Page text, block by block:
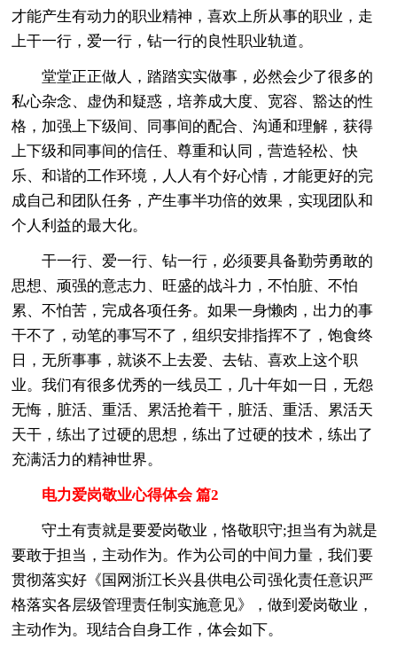
才能产生有动力的职业精神，喜欢上所从事的职业，走
上干一行，爱一行，钻一行的良性职业轨道。
堂堂正正做人，踏踏实实做事，必然会少了很多的
私心杂念、虚伪和疑惑，培养成大度、宽容、豁达的性
格，加强上下级间、同事间的配合、沟通和理解，获得
上下级和同事间的信任、尊重和认同，营造轻松、快
乐、和谐的工作环境，人人有个好心情，才能更好的完
成自己和团队任务，产生事半功倍的效果，实现团队和
个人利益的最大化。
干一行、爱一行、钻一行，必须要具备勤劳勇敢的
思想、顽强的意志力、旺盛的战斗力，不怕脏、不怕
累、不怕苦，完成各项任务。如果一身懒肉，出力的事
干不了，动笔的事写不了，组织安排指挥不了，饱食终
日，无所事事，就谈不上去爱、去钻、喜欢上这个职
业。我们有很多优秀的一线员工，几十年如一日，无怨
无悔，脏活、重活、累活抢着干，脏活、重活、累活天
天干，练出了过硬的思想，练出了过硬的技术，练出了
充满活力的精神世界。
电力爱岗敬业心得体会 篇2
守土有责就是要爱岗敬业，恪敬职守;担当有为就是
要敢于担当，主动作为。作为公司的中间力量，我们要
贯彻落实好《国网浙江长兴县供电公司强化责任意识严
格落实各层级管理责任制实施意见》，做到爱岗敬业，
主动作为。现结合自身工作，体会如下。